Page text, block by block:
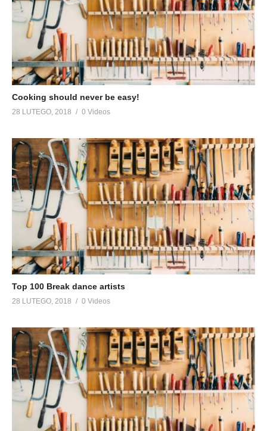
Cooking should never be easy!
28 LUTEGO, 2018 0 Videos
Top 100 Break dance artists
28 LUTEGO, 2018 0 Videos